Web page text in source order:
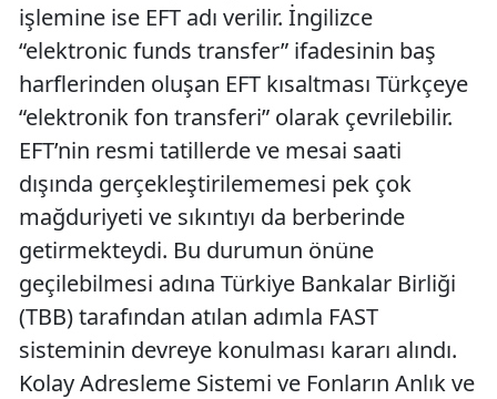
işlemine ise EFT adı verilir. İngilizce
“elektronic funds transfer” ifadesinin baş
harflerinden oluşan EFT kısaltması Türkçeye
“elektronik fon transferi” olarak çevrilebilir.
EFT’nin resmi tatillerde ve mesai saati
dışında gerçekleştirilememesi pek çok
mağduriyeti ve sıkıntıyı da berberinde
getirmekteydi. Bu durumun önüne
geçilebilmesi adına Türkiye Bankalar Birliği
(TBB) tarafından atılan adımla FAST
sisteminin devreye konulması kararı alındı.
Kolay Adresleme Sistemi ve Fonların Anlık ve